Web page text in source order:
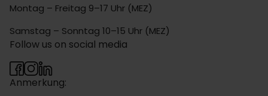
Montag – Freitag 9–17 Uhr (MEZ)
Samstag – Sonntag 10–15 Uhr (MEZ)
Anmerkung:
Follow us on social media